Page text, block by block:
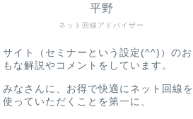
ネット回線アドバイザー
平野
サイト（セミナーという設定(^^)）のお
もな解説やコメントをしています。
みなさんに、お得で快適にネット回線を
使っていただくことを第一に、